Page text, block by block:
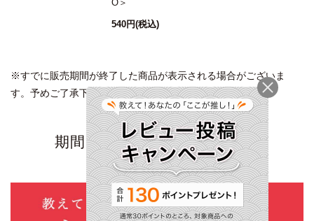
O＞
540円(税込)
※すでに販売期間が終了した商品が表示される場合がございま
す。予めご了承下さい。
期間限定キャンペーン・特集